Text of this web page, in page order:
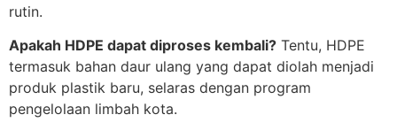
rutin.
Apakah HDPE dapat diproses kembali? Tentu, HDPE
termasuk bahan daur ulang yang dapat diolah menjadi
produk plastik baru, selaras dengan program
pengelolaan limbah kota.